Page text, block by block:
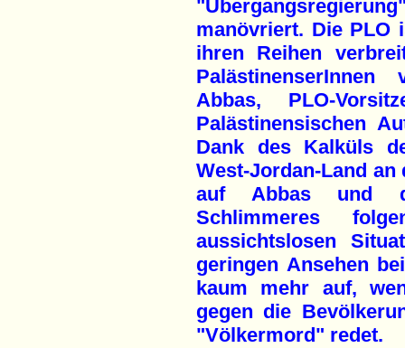
manövriert. Die PLO
ihren Reihen
Abbas, PLO-
Palästinensischen
Dank des Kalküls
West-Jordan-Land
auf Abbas und
Schlimmeres
aussichtslosen
geringen Ansehen
kaum mehr auf,
gegen die
"Völkermord" redet.